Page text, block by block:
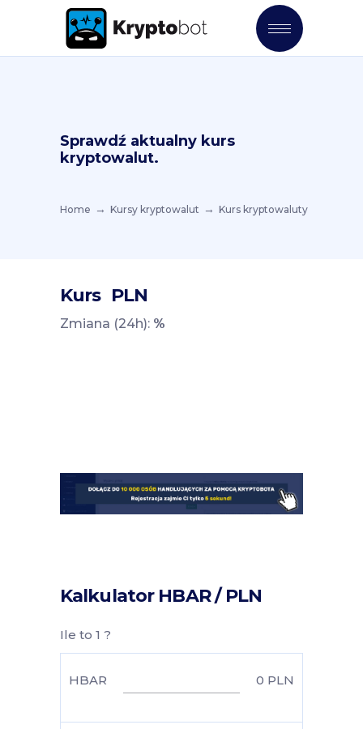
Sprawdź aktualny kurs
kryptowalut.
Home Kursy kryptowalut Kurs kryptowaluty
Kurs PLN
Zmiana (24h): %
Kalkulator HBAR / PLN
Ile to 1 ?
HBAR 0 PLN